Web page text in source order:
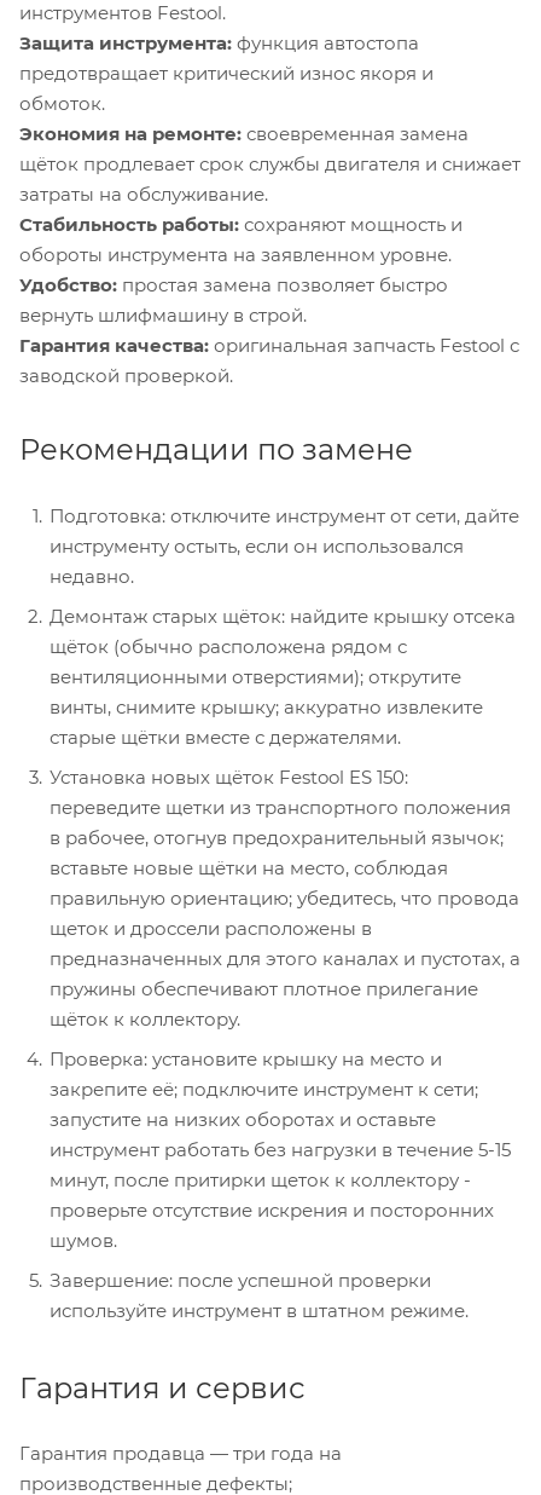
инструментов Festool.
Защита инструмента: функция автостопа
предотвращает критический износ якоря и
обмоток.
Экономия на ремонте: своевременная замена
щёток продлевает срок службы двигателя и снижает
затраты на обслуживание.
Стабильность работы: сохраняют мощность и
обороты инструмента на заявленном уровне.
Удобство: простая замена позволяет быстро
вернуть шлифмашину в строй.
Гарантия качества: оригинальная запчасть Festool с
заводской проверкой.
Рекомендации по замене
Подготовка: отключите инструмент от сети, дайте
инструменту остыть, если он использовался
недавно.
Демонтаж старых щёток: найдите крышку отсека
щёток (обычно расположена рядом с
вентиляционными отверстиями); открутите
винты, снимите крышку; аккуратно извлеките
старые щётки вместе с держателями.
Установка новых щёток Festool ES 150:
переведите щетки из транспортного положения
в рабочее, отогнув предохранительный язычок;
вставьте новые щётки на место, соблюдая
правильную ориентацию; убедитесь, что провода
щеток и дроссели расположены в
предназначенных для этого каналах и пустотах, а
пружины обеспечивают плотное прилегание
щёток к коллектору.
Проверка: установите крышку на место и
закрепите её; подключите инструмент к сети;
запустите на низких оборотах и оставьте
инструмент работать без нагрузки в течение 5-15
минут, после притирки щеток к коллектору -
проверьте отсутствие искрения и посторонних
шумов.
Завершение: после успешной проверки
используйте инструмент в штатном режиме.
Гарантия и сервис
Гарантия продавца — три года на
производственные дефекты;